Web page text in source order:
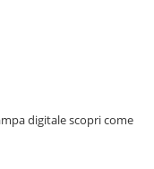
digitale scopri come